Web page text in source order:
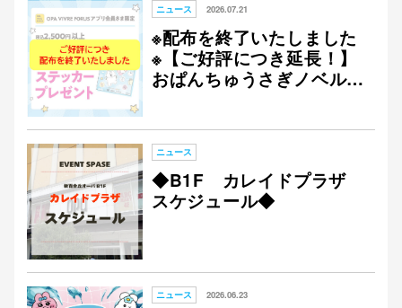
ニュース 2026.07.21
※配布を終了いたしました
※【ご好評につき延長！】
おぱんちゅうさぎノベルテ
ニュース
◆B1F カレイドプラザ
スケジュール◆
ニュース 2026.06.23